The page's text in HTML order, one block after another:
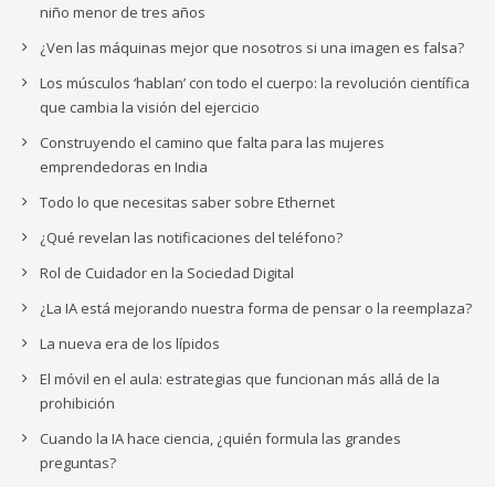
niño menor de tres años
¿Ven las máquinas mejor que nosotros si una imagen es falsa?
Los músculos ‘hablan’ con todo el cuerpo: la revolución científica
que cambia la visión del ejercicio
Construyendo el camino que falta para las mujeres
emprendedoras en India
Todo lo que necesitas saber sobre Ethernet
¿Qué revelan las notificaciones del teléfono?
Rol de Cuidador en la Sociedad Digital
¿La IA está mejorando nuestra forma de pensar o la reemplaza?
La nueva era de los lípidos
El móvil en el aula: estrategias que funcionan más allá de la
prohibición
Cuando la IA hace ciencia, ¿quién formula las grandes
preguntas?